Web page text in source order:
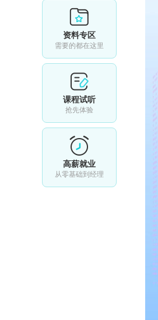
资料专区
需要的都在这里
课程试听
抢先体验
高薪就业
从零基础到经理